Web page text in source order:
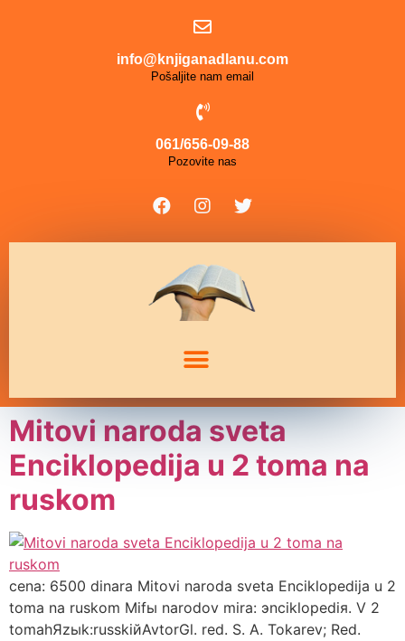
info@knjiganadlanu.com
Pošaljite nam email
061/656-09-88
Pozovite nas
Mitovi naroda sveta
Enciklopedija u 2 toma na
ruskom
cena: 6500 dinara Mitovi naroda sveta Enciklopedija u 2
toma na ruskom Mifы narodov mira: эnciklopediя. V 2
tomahЯzыk:russkiйAvtorGl. red. S. A. Tokarev; Red.